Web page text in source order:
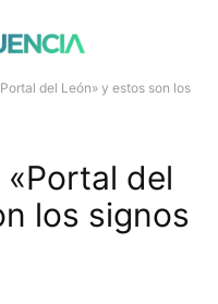
del León» y estos son los
del
los signos